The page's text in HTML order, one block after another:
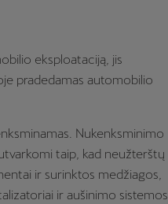
eksploataciją, jis
pradedamas automobilio
Nukenksminimo
taip, kad neužterštų
ir surinktos medžiagos,
ir aušinimo sistemos